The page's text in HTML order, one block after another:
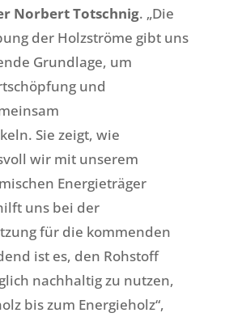
Norbert Totschnig. „Die
der Holzströme gibt uns
Grundlage, um
und
Sie zeigt, wie
wir mit unserem
Energieträger
uns bei der
für die kommenden
ist es, den Rohstoff
nachhaltig zu nutzen,
bis zum Energieholz“,